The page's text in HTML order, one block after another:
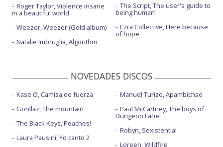
Roger Taylor, Violence insane
in a beautiful world
Weezer, Weezer (Gold album)
Natalie Imbruglia, Algorithm
The Script, The user's guide to
being human
Ezra Collective, Here because
of hope
NOVEDADES DISCOS
Kase.O, Camisa de fuerza
Gorillaz, The mountain
The Black Keys, Peaches!
Laura Pausini, Yo canto 2
Manuel Turizo, Apambichao
Paul McCartney, The boys of
Dungeon Lane
Robyn, Sexistential
Loreen, Wildfire